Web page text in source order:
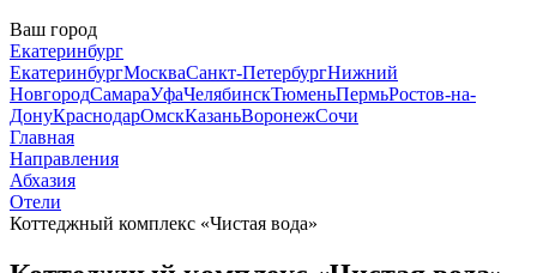
Ваш город
Екатеринбург
ЕкатеринбургМоскваСанкт-ПетербургНижний
НовгородСамараУфаЧелябинскТюменьПермьРостов-на-
ДонуКраснодарОмскКазаньВоронежСочи
Главная
Направления
Абхазия
Отели
Коттеджный комплекс «Чистая вода»